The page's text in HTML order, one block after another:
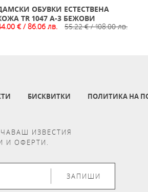
ОБУВКИ ЕСТЕСТВЕНА
TR 1047 A-3 БЕЖОВИ
€ / 86.06 лв.
55.22 € / 108.00 лв.
БИСКВИТКИ ПОЛИТИКА НА
ИЗВЕСТИЯ
И ОФЕРТИ.
ЗАПИШИ